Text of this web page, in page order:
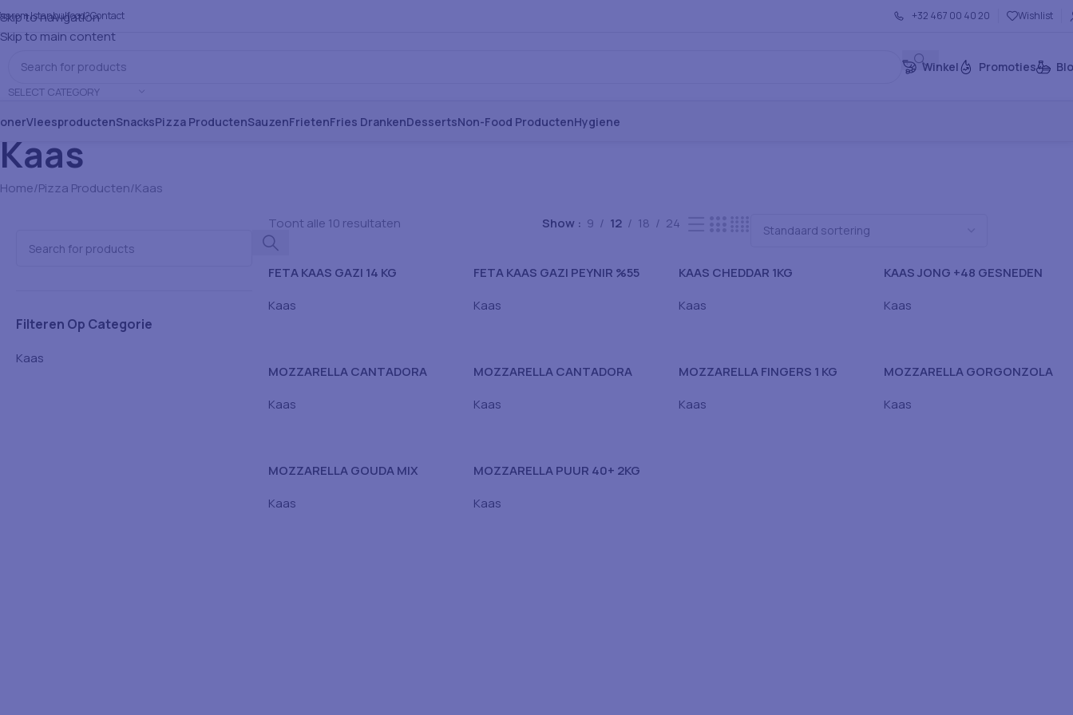
Skip to navigation
Skip to main content
Istanbulfood?Contact +32 467 00 40 20 Wishlist
SELECT CATEGORY
Winkel Promoties
VleesproductenSnacksPizza ProductenSauzenFrietenFries DrankenDessertsNon-Food ProductenHygiene
Kaas
Home Pizza Producten Kaas
Filteren Op Categorie
Kaas
Toont alle 10 resultaten Show 9 12 18 24
FETA KAAS GAZI 14 KG
Kaas
FETA KAAS GAZI PEYNIR %55
Kaas
KAAS CHEDDAR 1KG
Kaas
KAAS JONG +48 GESNEDEN
Kaas
MOZZARELLA CANTADORA
Kaas
MOZZARELLA CANTADORA
Kaas
MOZZARELLA FINGERS 1 KG
Kaas
MOZZARELLA GORGONZOLA
Kaas
MOZZARELLA GOUDA MIX
Kaas
MOZZARELLA PUUR 40+ 2KG
Kaas